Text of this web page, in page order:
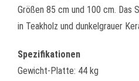
Größen 85 cm und 100 cm.
in Teakholz und dunkelgrauer
Spezifikationen
Gewicht-Platte: 44 kg